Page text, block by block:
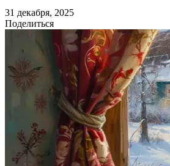
31 декабря, 2025
Поделиться